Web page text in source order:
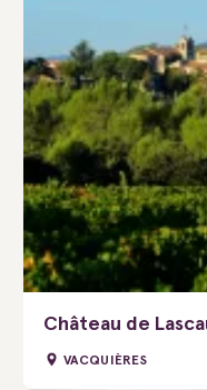
Château de
VACQUIÈRES